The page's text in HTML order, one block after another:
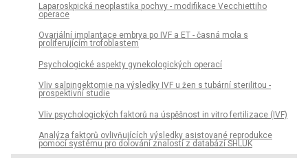
Laparoskpická neoplastika pochvy - modifikace Vecchiettiho
operace
Ovariální implantace embrya po IVF a ET - časná mola s
proliferujícím trofoblastem
Psychologické aspekty gynekologických operací
Vliv salpingektomie na výsledky IVF u žen s tubární sterilitou -
prospektivní studie
Vliv psychologických faktorů na úspěšnost in vitro fertilizace (IVF)
Analýza faktorů ovlivňujících výsledky asistované reprodukce
pomocí systému pro dolování znalostí z databází SHLUK